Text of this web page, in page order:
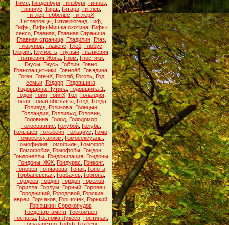
Гимн, Гинденбург, Гинзбург, Гипноз,
Гиппиус
Гирш Гитара Гитлер
Гитлер Геббельс
ГитлерХ
Гитлеровцы, Гитлерюгенд, Гиф,
Гифы, Гифы Мишка скотина, Гифы-
сексо Главная Главная Страница
Главная страница, Гладилин, Глаз,
Глазунов, Глакенс Глеб, Глобус
Глория Глупость Глупый Гнаткевич
Гнаткевич-Жопа Гном Гностики
Гнусы, Гнусь, Гоблин, Говно,
Говнозащитники Говноёб Говядина
Гоген ГогенХ Гоголб Гоголь Год
семьи Годарр Годовщина
Годовщина Путина, Годовщина-1
Годой, Гойя, ГойяХ, Гол, Голандия,
Голая, Голая обезьяна, Голд, Голда,
Голивуд, Голикова, Голицын,
Голландия Голливуд Головин
Головина Голод Голодомор
Голосование Голубой Голубь
Голышев Гольбейн Гольциус Гомо
Гомосексуализм
Гомосексуалы
Гомофилия, Гомофилы, Гомофоб,
Гомофобия Гомофобы Гондон
Гондонеллы, Гондонизация, Гондоны,
Гондоны. ЖЖ Гондурас Гонконг,
Гонорея, Гончарова, Гопак, Гопота,
Горбаневская, Горбачёв, Горгона,
Гордеев, Гордин, Гордон, Горелов,
Горилла, Горлум Горный, Горовец,
Городничий Городовой Горские
евреи Горчаков Горшочек Горький
Горюшкин-Сорокопудов,
Госдепартамент, Госкомцен,
Госпожа Госпожа Лукеса Гостиная